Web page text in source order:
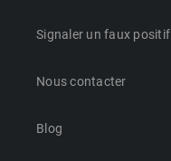
Signaler un faux positif
Nous contacter
Blog